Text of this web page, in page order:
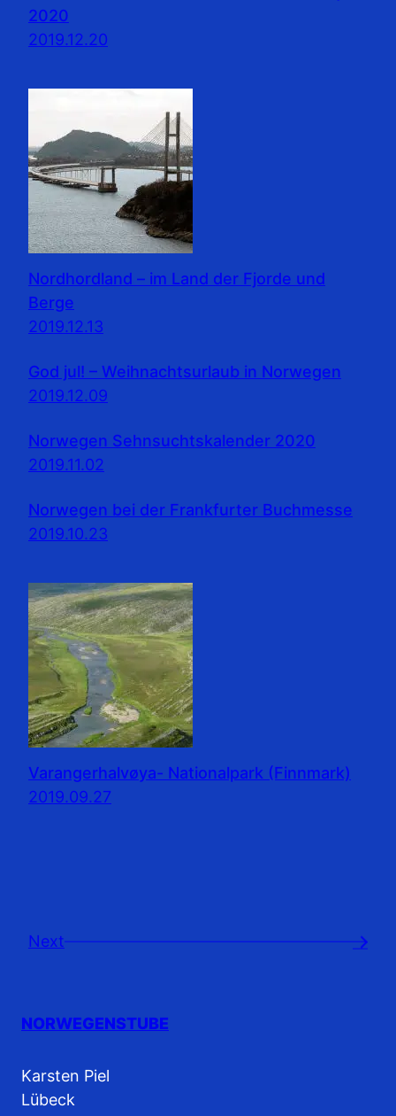
2020
2019.12.20
Nordhordland – im Land der Fjorde und
Berge
2019.12.13
God jul! – Weihnachtsurlaub in Norwegen
2019.12.09
Norwegen Sehnsuchtskalender 2020
2019.11.02
Norwegen bei der Frankfurter Buchmesse
2019.10.23
Varangerhalvøya- Nationalpark (Finnmark)
2019.09.27
Next →
NORWEGENSTUBE
Karsten Piel
Lübeck